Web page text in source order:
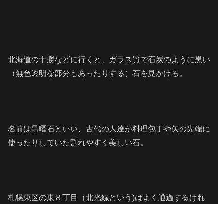
北海道の十勝などに行くと、ガラス質で石炭のように黒い
（無色透明な部分もあったりする）石を見かける。
名前は黒曜石といい、 古代の人達が料理包丁や矢の先端に
使ったりしていた割れやすく美しい石。
札幌東区の東８丁目（北光線という)はよく通過するけれ